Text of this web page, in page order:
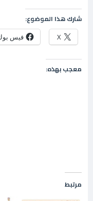
شارك هذا الموضوع:
X فيس
معجب بهذه:
مرتبط